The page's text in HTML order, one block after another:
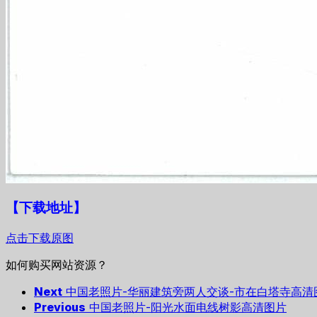
【下载地址】
点击下载原图
如何购买网站资源？
Next 中国老照片-华丽建筑旁两人交谈-市在白塔寺高清
Previous 中国老照片-阳光水面电线树影高清图片